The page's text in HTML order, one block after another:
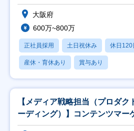
大阪府
600万~800万
正社員採用 土日祝休み 休日120
産休・育休あり 賞与あり
【メディア戦略担当（プロダ
ーディング）】コンテンツマー